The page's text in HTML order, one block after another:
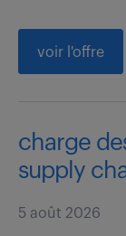
voir l'offre
charge
supply
5 août 2026